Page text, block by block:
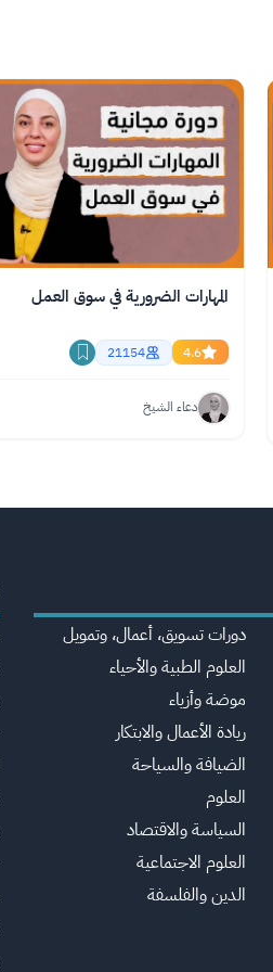
المهارات الضرورية في سوق العمل
4.6
21154
دعاء الشيخ
دورات تسويق، أعمال، وتمويل
العلوم الطبية والأحياء
موضة وأزياء
ريادة الأعمال والابتكار
الضيافة والسياحة
العلوم
السياسة والاقتصاد
العلوم الاجتماعية
الدين والفلسفة